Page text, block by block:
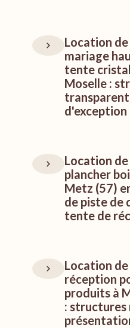
Location
mariage
tente
Moselle :
d'exception
Location
plancher
Metz (57)
de piste de
tente de
Location
réception
produits à
: structures